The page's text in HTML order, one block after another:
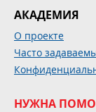
АКАДЕМИЯ
О проекте
Часто
НУЖНА